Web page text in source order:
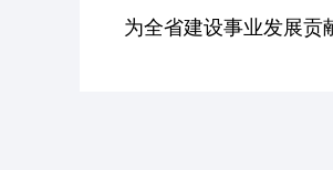
为全省建设事业发展贡